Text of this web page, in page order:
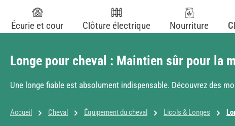
Écurie et cour Clôture électrique Nourriture
Longe pour cheval : Maintien sûr pour la
Une longe fiable est absolument indispensable. Découvrez des
Accueil Cheval Équipement du cheval Licols & Longes